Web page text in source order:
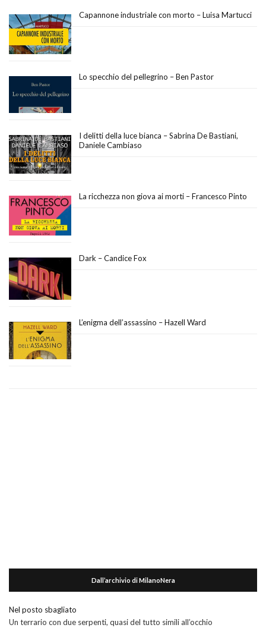
Capannone industriale con morto – Luisa Martucci
Lo specchio del pellegrino – Ben Pastor
I delitti della luce bianca – Sabrina De Bastiani,
Daniele Cambiaso
La ricchezza non giova ai morti – Francesco Pinto
Dark – Candice Fox
L’enigma dell’assassino – Hazell Ward
Dall’archivio di MilanoNera
Nel posto sbagliato
Un terrario con due serpenti, quasi del tutto simili all’occhio